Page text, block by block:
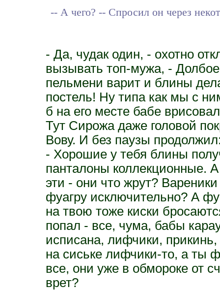
-- А чего? -- Спросил он через
- Да, чудак один, - охотно
вызывать топ-мужа, -
пельмени варит и блины
постель! Ну типа как мы с
б на его месте бабе
Тут Сирожа даже головой
Вову. И без паузы
- Хорошие у тебя блины
панталоны коллекционные.
эти - они что жрут?
фуагру исключительно? А
на твою тоже киски
попал - все, чума, бабы
исписана, лифчики,
на сиське лифчики-то, а ты
все, они уже в обмороке от
врет?